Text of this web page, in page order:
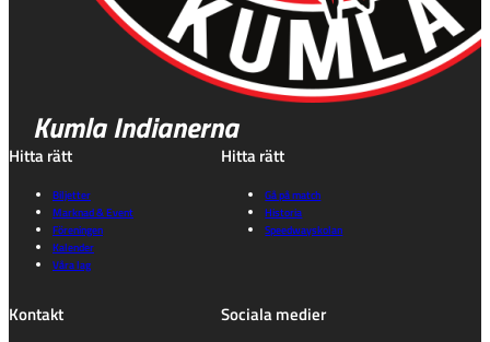
Kumla Indianerna
Hitta rätt
Biljetter
Marknad & Event
Föreningen
Kalender
Våra lag
Hitta rätt
Gå på match
Historia
Speedwayskolan
Kontakt Sociala medier